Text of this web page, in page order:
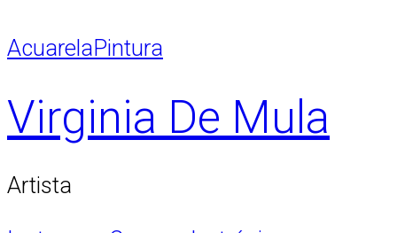
AcuarelaPintura
Virginia De Mula
Artista